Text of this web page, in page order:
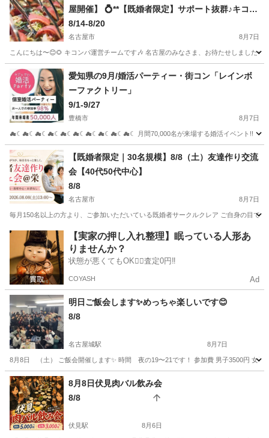
屋開催】 💍**【既婚者限定】サポート抜群♪キコン
パ初心者飲み会🌸**
8/14-8/20
名古屋市 8月7日
こんにちは〜😊🌻 キコンパ運営チームです🎶 名古屋のみなさま、お待たせしました
愛知 名古屋市 パーティー 既婚
愛知県の9月/婚活パーティー・街コン「レインボ
ーファクトリー」
9/1-9/27
豊橋市 8月7日
☁☾☁☾☁☾☁☾☁☾☁☾☁☾☁☾☁☾☁☾ 月間70,000名が来場する婚活イベント!! 【結婚への
愛知 豊橋市 パーティー アイプラザ豊橋
【既婚者限定｜30名規模】8/8（土）友達作り交流
会【40代50代中心】
8/8
名古屋市 8月7日
毎月150名以上の方より、ご参加いただいている既婚者サークルクレア ご自身の目で
愛知 名古屋市 パーティー 既婚
【実家の押し入れ整理】眠っている人形あ
りませんか？
状態が悪くてもOK🙆‍♀️査定0円‼️
COYASH Ad
明日ご飯会します✨めっちゃ楽しいです😊
8/8
名古屋城駅 8月7日
8月8日 （土） ご飯会開催します✨ 時間 夜の19〜21です！ 参加費 男子3500円 女
愛知 名古屋市 名古屋城駅 パーティー
8月8日伏見肉バル飲み会
8/8
伏見駅 8月6日